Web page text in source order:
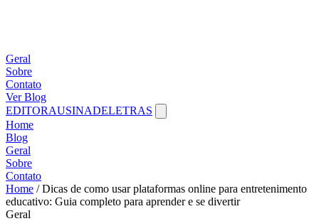
Geral
Sobre
Contato
Ver Blog
EDITORAUSINADELETRAS
Home
Blog
Geral
Sobre
Contato
Home / Dicas de como usar plataformas online para entretenimento
educativo: Guia completo para aprender e se divertir
Geral